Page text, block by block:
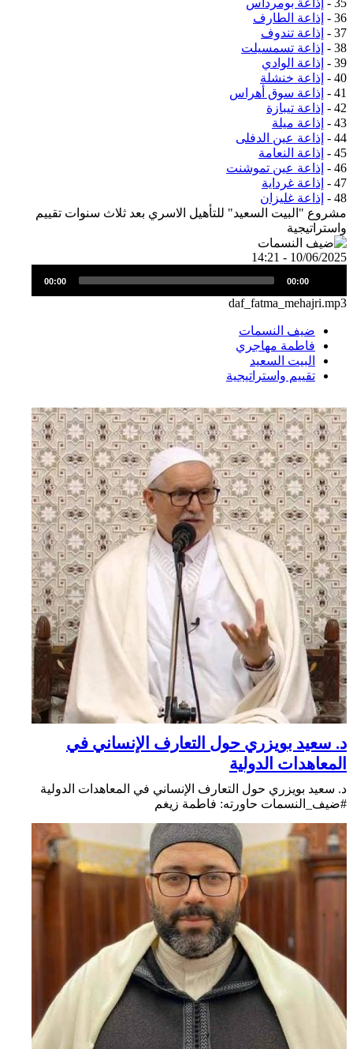
36 -
إذاعة الطارف
37 -
إذاعة تندوف
38 -
إذاعة تسمسيلت
39 -
إذاعة الوادي
40 -
إذاعة خنشلة
41 -
إذاعة سوق أهراس
42 -
إذاعة تيبازة
43 -
إذاعة ميلة
44 -
إذاعة عين الدفلى
45 -
إذاعة النعامة
46 -
إذاعة عين تموشنت
47 -
إذاعة غرداية
48 -
إذاعة غليزان
مشروع "البيت السعيد" للتأهيل الاسري بعد ثلاث سنوات تقييم
واستراتيجية
الصورة
10/06/2025 - 14:21
00:00
00:00
daf_fatma_mehajri.mp3
ضيف النسمات
فاطمة مهاجري
البيت السعيد
تقييم واستراتيجية
د. سعيد بويزري حول التعارف الإنساني في
المعاهدات الدولية
د. سعيد بويزري حول التعارف الإنساني في المعاهدات الدولية
#ضيف_النسمات حاورته: فاطمة زيغم